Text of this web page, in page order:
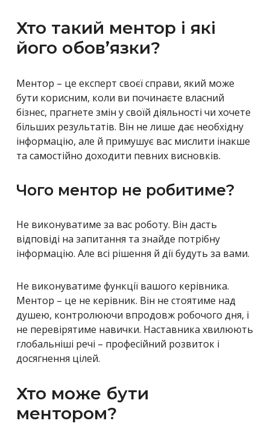
Хто такий ментор і які
його обов’язки?
Ментор – це експерт своєї справи, який може
бути корисним, коли ви починаєте власний
бізнес, прагнете змін у своїй діяльності чи хочете
більших результатів. Він не лише дає необхідну
інформацію, але й примушує вас мислити інакше
та самостійно доходити певних висновків.
Чого ментор не робитиме?
Не виконуватиме за вас роботу. Він дасть
відповіді на запитання та знайде потрібну
інформацію. Але всі рішення й дії будуть за вами.
Не виконуватиме функції вашого керівника.
Ментор – це не керівник. Він не стоятиме над
душею, контролюючи впродовж робочого дня, і
не перевірятиме навички. Наставника хвилюють
глобальніші речі – професійний розвиток і
досягнення цілей.
Хто може бути
ментором?